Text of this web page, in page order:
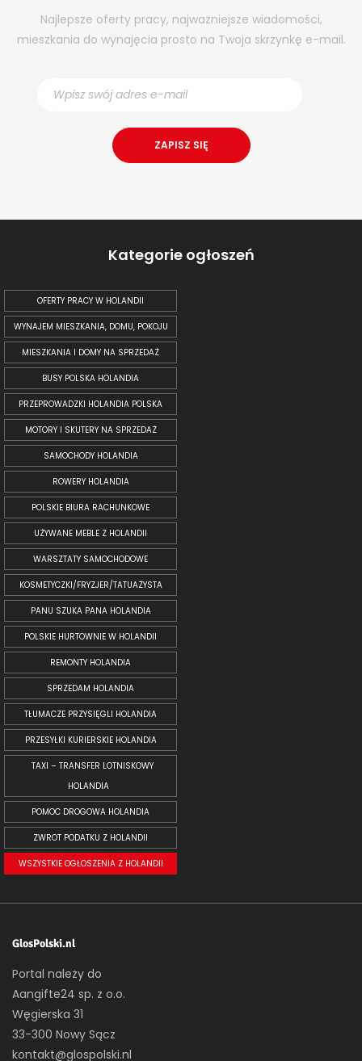
Najlepsze oferty pracy, najważniejsze wiadomości,
mieszkania do wynajęcia prosto na Twoja skrzynkę e-mail.
Kategorie ogłoszeń
OFERTY PRACY W HOLANDII
WYNAJEM MIESZKANIA, DOMU, POKOJU
MIESZKANIA I DOMY NA SPRZEDAŻ
BUSY POLSKA HOLANDIA
PRZEPROWADZKI HOLANDIA POLSKA
MOTORY I SKUTERY NA SPRZEDAŻ
SAMOCHODY HOLANDIA
ROWERY HOLANDIA
POLSKIE BIURA RACHUNKOWE
UŻYWANE MEBLE Z HOLANDII
WARSZTATY SAMOCHODOWE
KOSMETYCZKI/FRYZJER/TATUAŻYSTA
PANU SZUKA PANA HOLANDIA
POLSKIE HURTOWNIE W HOLANDII
REMONTY HOLANDIA
SPRZEDAM HOLANDIA
TŁUMACZE PRZYSIĘGLI HOLANDIA
PRZESYŁKI KURIERSKIE HOLANDIA
TAXI – TRANSFER LOTNISKOWY
HOLANDIA
POMOC DROGOWA HOLANDIA
ZWROT PODATKU Z HOLANDII
WSZYSTKIE OGŁOSZENIA Z HOLANDII
GlosPolski.nl
Portal należy do
Aangifte24 sp. z o.o.
Węgierska 31
33-300 Nowy Sącz
kontakt@glospolski.nl